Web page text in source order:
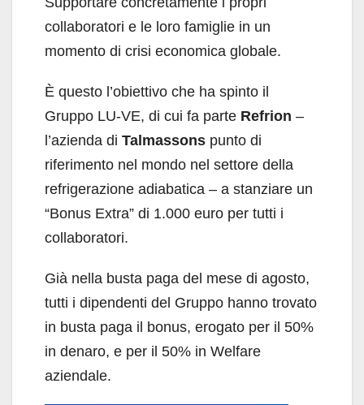
collaboratori e le loro famiglie in un
momento di crisi economica globale.
È questo l’obiettivo che ha spinto il
Gruppo LU-VE, di cui fa parte Refrion –
l’azienda di Talmassons punto di
riferimento nel mondo nel settore della
refrigerazione adiabatica – a stanziare un
“Bonus Extra” di 1.000 euro per tutti i
collaboratori.
Già nella busta paga del mese di agosto,
tutti i dipendenti del Gruppo hanno trovato
in busta paga il bonus, erogato per il 50%
in denaro, e per il 50% in Welfare
aziendale.